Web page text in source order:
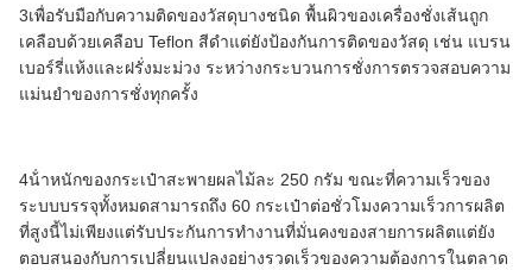
3เพื่อรับมือกับความติดของวัสดุบางชนิด พื้นผิวของเครื่องชั่งเส้นถูก
เคลือบด้วยเคลือบ Teflon สีดําแต่ยังป้องกันการติดของวัสดุ เช่น แบรน
เบอร์รี่แห้งและฝรั่งมะม่วง ระหว่างกระบวนการชั่งการตรวจสอบความ
แม่นยําของการชั่งทุกครั้ง
4น้ําหนักของกระเป๋าสะพายผลไม้ละ 250 กรัม ขณะที่ความเร็วของ
ระบบบรรจุทั้งหมดสามารถถึง 60 กระเป๋าต่อชั่วโมงความเร็วการผลิต
ที่สูงนี้ไม่เพียงแต่รับประกันการทํางานที่มั่นคงของสายการผลิตแต่ยัง
ตอบสนองกับการเปลี่ยนแปลงอย่างรวดเร็วของความต้องการในตลาด